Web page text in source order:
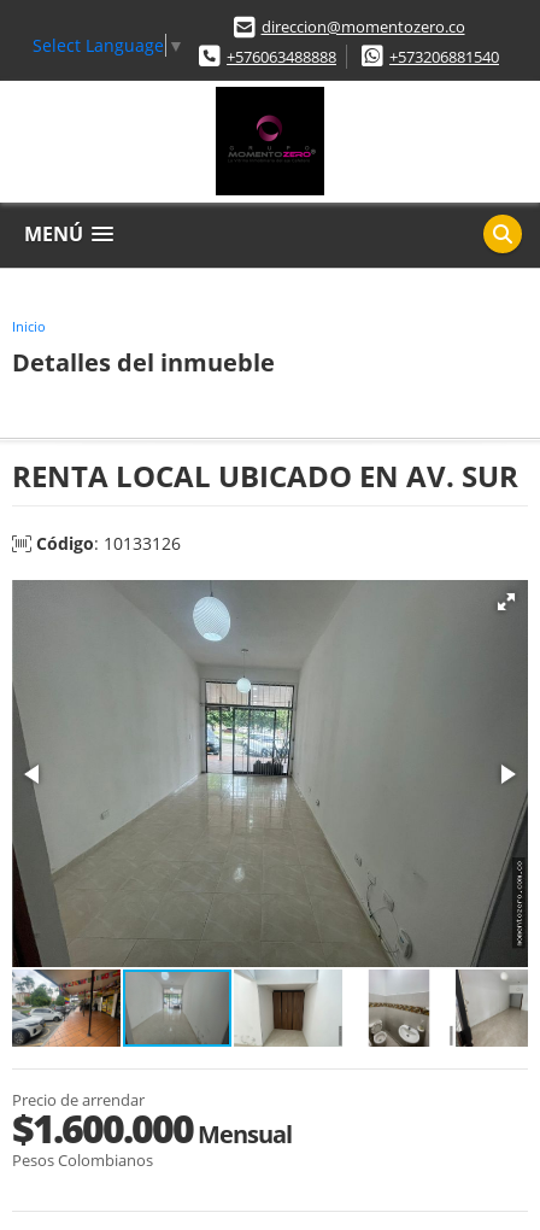
Select Language ▼
direccion@momentozero.co
+576063488888
+573206881540
MENÚ
Inicio
Detalles del inmueble
RENTA LOCAL UBICADO EN AV. SUR
Código: 10133126
Precio de arrendar
$1.600.000Mensual
Pesos Colombianos